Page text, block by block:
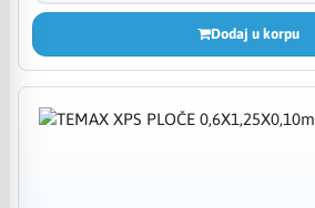
Dodaj u korpu